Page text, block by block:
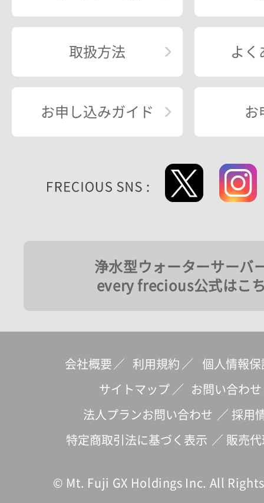
取扱方法 よく
お申し込みガイド お
浄水型ウォーターサーバ
every frecious公式はこ
会社概要 ／ 利用規約 ／ 個人情報保
サイトマップ ／ お問い合わせ
法人プランお問い合わせ ／ 採用
特定商取引法に基づく表示 ／ 販売
© Mt. Fuji GX Holdings Inc. All